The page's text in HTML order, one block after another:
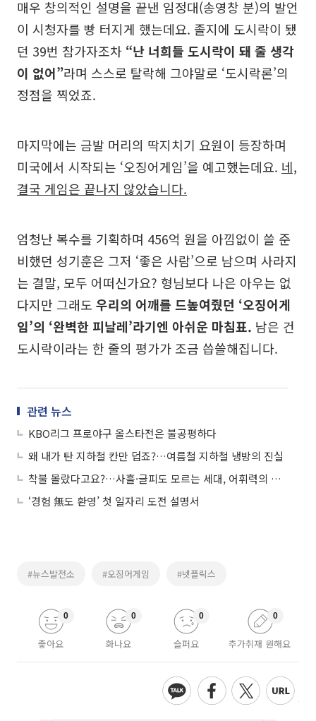
매우 창의적인 설명을 끝낸 임정대(송영창 분)의 발언
이 시청자를 빵 터지게 했는데요. 졸지에 도시락이 됐
던 39번 참가자조차 “난 너희들 도시락이 돼 줄 생각
이 없어”라며 스스로 탈락해 그야말로 ‘도시락론’의
정점을 찍었죠.
마지막에는 금발 머리의 딱지치기 요원이 등장하며
미국에서 시작되는 ‘오징어게임’을 예고했는데요. 네,
결국 게임은 끝나지 않았습니다.
엄청난 복수를 기획하며 456억 원을 아낌없이 쓸 준
비했던 성기훈은 그저 ‘좋은 사람’으로 남으며 사라지
는 결말, 모두 어떠신가요? 형님보다 나은 아우는 없
다지만 그래도 우리의 어깨를 드높여줬던 ‘오징어게
임’의 ‘완벽한 피날레’라기엔 아쉬운 마침표. 남은 건
도시락이라는 한 줄의 평가가 조금 씁쓸해집니다.
관련 뉴스
KBO리그 프로야구 올스타전은 불공평하다
왜 내가 탄 지하철 칸만 덥죠?…여름철 지하철 냉방의 진실
착불 몰랐다고요?…사흘·글피도 모르는 세대, 어휘력의 민낯
‘경험 無도 환영’ 첫 일자리 도전 설명서
#뉴스발전소 #오징어게임 #넷플릭스
좋아요
0
화나요
0
슬퍼요
0
추가취재 원해요
0